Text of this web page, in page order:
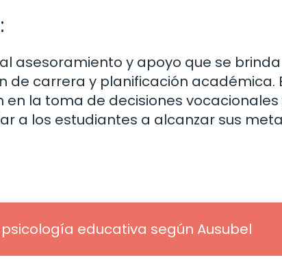
asesoramiento y apoyo que se
de carrera y planificación académica.
la toma de decisiones vocacionales
a los estudiantes a alcanzar sus
educativa según Ausubel